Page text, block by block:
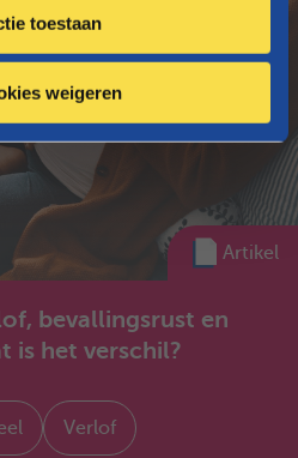
toestaan
weigeren
Artikel
bevallingsrust en
is het verschil?
Verlof